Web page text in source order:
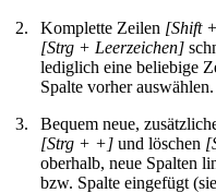
Komplette Zeilen [Shift
[Strg + Leerzeichen]
lediglich eine beliebige
Spalte vorher auswählen.
Bequem neue,
[Strg + +]und löschen
oberhalb, neue Spalten
bzw. Spalte eingefügt